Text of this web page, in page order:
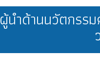
นำด้านนวัตกรร